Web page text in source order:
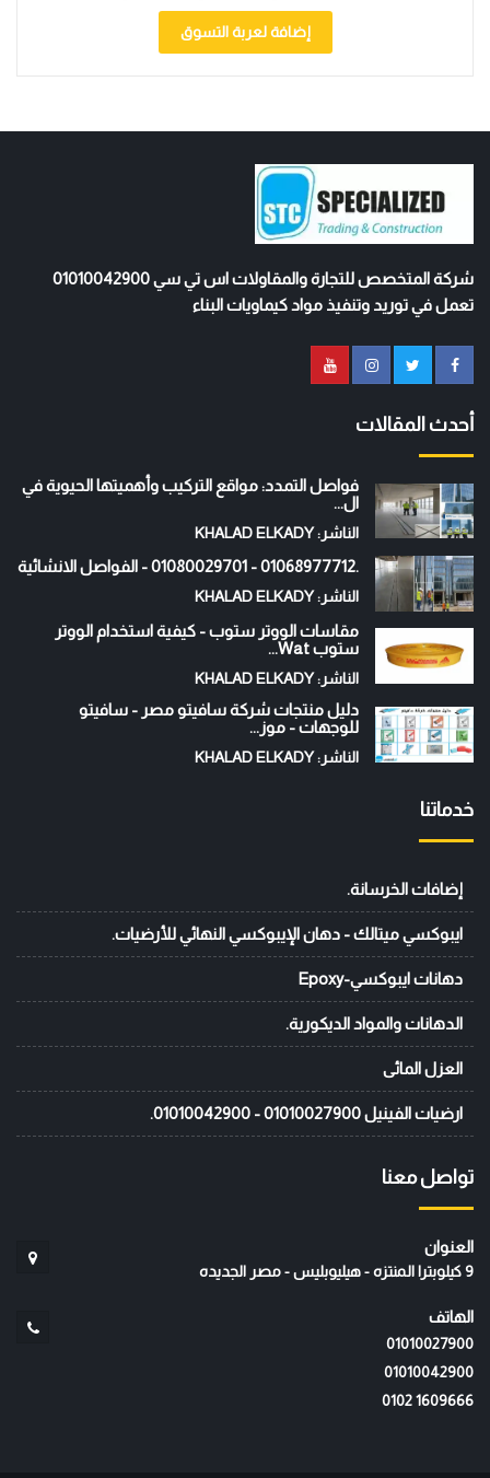
إضافة لعربة التسوق
شركة المتخصص للتجارة والمقاولات اس تي سي 01010042900
تعمل في توريد وتنفيذ مواد كيماويات البناء
أحدث المقالات
فواصل التمدد: مواقع التركيب وأهميتها الحيوية في
ال...
الناشر: KHALAD ELKADY
.01068977712 - 01080029701 - الفواصل الانشائية
الناشر: KHALAD ELKADY
مقاسات الووتر ستوب - كيفية استخدام الووتر
ستوب Wat...
الناشر: KHALAD ELKADY
دليل منتجات شركة سافيتو مصر - سافيتو
للوجهات - موز...
الناشر: KHALAD ELKADY
خدماتنا
إضافات الخرسانة.
ايبوكسي ميتالك - دهان الإيبوكسي النهائي للأرضيات.
دهانات ايبوكسي-Epoxy
الدهانات والمواد الديكورية.
العزل المائى
ارضيات الفينيل 01010027900 - 01010042900.
تواصل معنا
العنوان
9 كيلوبترا المنتزه - هيليوبليس - مصر الجديده
الهاتف
01010027900
01010042900
‭0102 1609666‬